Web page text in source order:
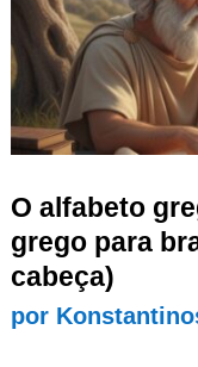
O alfabeto
grego para
cabeça)
por